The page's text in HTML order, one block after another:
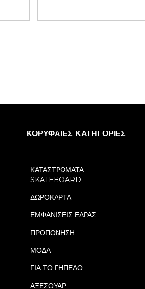
ΚΟΡΥΦΑΊΕΣ ΚΑΤΗΓΟΡΊΕΣ
ΚΑΤΑΣΤΡΩΜΑΤΑ
SKATEBOARD
ΔΩΡΟΚΑΡΤΑ
ΕΜΦΑΝΙΣΕΙΣ ΕΔΡΑΣ
ΠΡΟΠΟΝΗΣΗ
ΜΟΔΑ
ΓΙΑ ΤΟ ΓΗΠΕΔΟ
ΑΞΕΣΟΥΑΡ